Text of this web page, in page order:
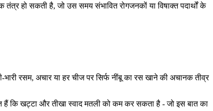
हो सकती है, जो उस समय संभावित रोगजनकों या विषाक्त पदार्थों के
रसम, अचार या हर चीज पर सिर्फ नींबू का रस खाने की अचानक तीव्र
हैं कि खट्टा और तीखा स्वाद मतली को कम कर सकता है - जो इस बात का